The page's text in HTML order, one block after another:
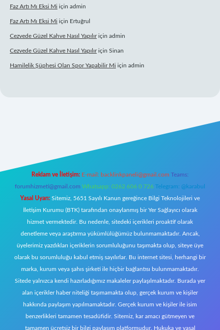
Faz Artı Mı Eksi Mi için admin
Faz Artı Mı Eksi Mi için Ertuğrul
Cezvede Güzel Kahve Nasıl Yapılıriçin admin
Cezvede Güzel Kahve Nasıl Yapılıriçin Sinan
Hamilelik Şüphesi Olan Spor Yapabilir Mi için admin
Reklam ve İletişim: E-mail: backlinkpaneli@gmail.com Teams:
forumhizmeti@gmail.com Whatsapp: 0262 606 0 726 Telegram: @karabul
Yasal Uyarı: Sitemiz, 5651 Sayılı Kanun gereğince Bilgi Teknolojileri ve
İletişim Kurumu (BTK) tarafından onaylanmış bir Yer Sağlayıcı olarak
hizmet vermektedir. Bu nedenle, sitedeki içerikleri proaktif olarak
denetleme veya araştırma yükümlülüğümüz bulunmamaktadır. Ancak,
üyelerimiz yazdıkları içeriklerin sorumluluğunu taşımakta olup, siteye üye
olarak bu sorumluluğu kabul etmiş sayılırlar. Bu internet sitesi, herhangi bir
marka, kurum veya şahıs şirketi ile hiçbir bağlantısı bulunmamaktadır.
Sitede yalnızca kendi hazırladığımız makaleler paylaşılmaktadır. Burada yer
alan içerikler haber niteliği taşımamakta olup, gerçek kurum ve kişiler
hakkında paylaşım yapılmamaktadır. Gerçek kurum ve kişiler ile isim
benzerlikleri tamamen tesadüfidir. Sitemiz, kar amacı gütmeyen ve
tamamen ücretsiz bir bilgi paylaşım platformudur. Hukuka ve yasal